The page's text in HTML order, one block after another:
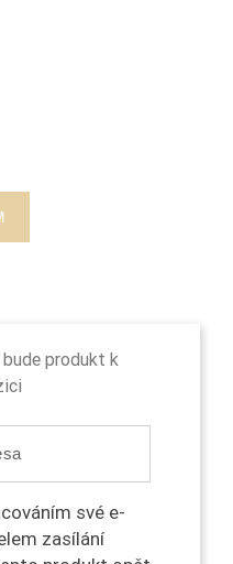
produkt k
své e-
zasílání